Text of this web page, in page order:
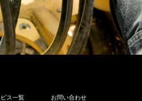
ス一覧 お問い合わせ